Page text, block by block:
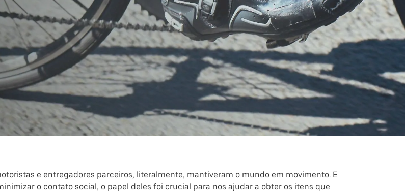
e entregadores parceiros, literalmente, mantiveram o mundo em movimento. E
o contato social, o papel deles foi crucial para nos ajudar a obter os itens que